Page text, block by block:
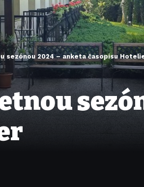
sezónou 2024 – anketa časopisu